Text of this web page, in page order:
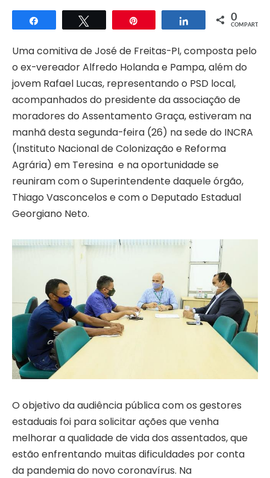
Compartilhar Compartilhar
0
COMPART.
Uma comitiva de José de Freitas-PI, composta pelo
o ex-vereador Alfredo Holanda e Pampa, além do
jovem Rafael Lucas, representando o PSD local,
acompanhados do presidente da associação de
moradores do Assentamento Graça, estiveram na
manhã desta segunda-feira (26) na sede do INCRA
(Instituto Nacional de Colonização e Reforma
Agrária) em Teresina e na oportunidade se
reuniram com o Superintendente daquele órgão,
Thiago Vasconcelos e com o Deputado Estadual
Georgiano Neto.
O objetivo da audiência pública com os gestores
estaduais foi para solicitar ações que venha
melhorar a qualidade de vida dos assentados, que
estão enfrentando muitas dificuldades por conta
da pandemia do novo coronavírus. Na